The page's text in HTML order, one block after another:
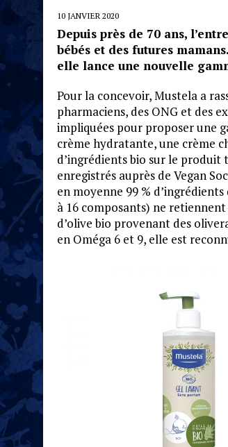
10 JANVIER 2020
Depuis près de 70 ans,
bébés et des futures
elle lance une nouvelle
Pour la concevoir, Mustela a
pharmaciens, des ONG et des
impliquées pour proposer une
crème hydratante, une crème
d’ingrédients bio sur le produit
enregistrés auprès de Vegan
en moyenne 99 %
à 16 composants) ne
d’olive bio provenant des
en Oméga 6 et 9, elle est